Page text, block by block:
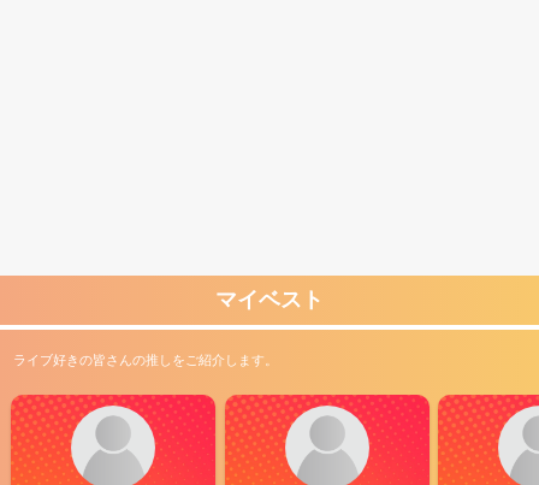
マイベスト
ライブ好きの皆さんの推しをご紹介します。